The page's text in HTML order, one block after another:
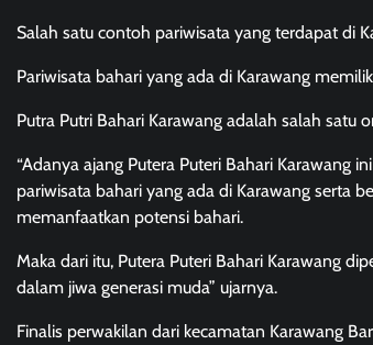
Salah satu contoh pariwisata yang terdapat di
Pariwisata bahari yang ada di Karawang
Putra Putri Bahari Karawang adalah salah satu
“Adanya ajang Putera Puteri Bahari Karawang
pariwisata bahari yang ada di Karawang serta
memanfaatkan potensi bahari.
Maka dari itu, Putera Puteri Bahari Karawang
dalam jiwa generasi muda” ujarnya.
Finalis perwakilan dari kecamatan Karawang